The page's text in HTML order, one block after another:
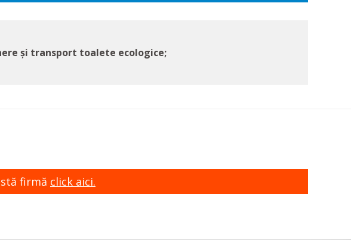
și transport toalete ecologice;
firmă click aici.